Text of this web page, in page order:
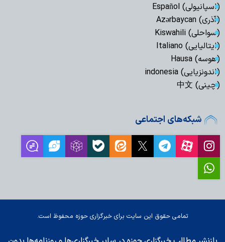
(اسپانیولی) Español
(آذری) Azərbaycan
(سواحلی) Kiswahili
(ایتالیایی) Italiano
(هوسه) Hausa
(اندونزیایی) indonesia
(چینی) 中文
شبکه‌های اجتماعی
تمامی حقوق این سایت برای خبرگزاری حوزه محفوظ است.